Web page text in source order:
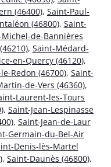
(46400), Saint-Paul-
(46800), Saint-
de-Bannières
, Saint-Médard-
en-Quercy (46120),
Redon (46700), Saint-
de-Vers (46360),
Laurent-les-Tours
, Saint-Jean-Lespinasse
, Saint-Jean-de-Laur
Germain-du-Bel-Air
Denis-lès-Martel
, Saint-Daunès (46800),